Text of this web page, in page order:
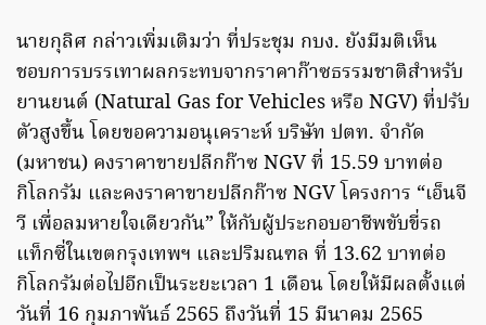
นายกุลิศ กล่าวเพิ่มเติมว่า ที่ประชุม กบง. ยังมีมติเห็น
ชอบการบรรเทาผลกระทบจากราคาก๊าซธรรมชาติสำหรับ
ยานยนต์ (Natural Gas for Vehicles หรือ NGV) ที่ปรับ
ตัวสูงขึ้น โดยขอความอนุเคราะห์ บริษัท ปตท. จำกัด
(มหาชน) คงราคาขายปลีกก๊าซ NGV ที่ 15.59 บาทต่อ
กิโลกรัม และคงราคาขายปลีกก๊าซ NGV โครงการ “เอ็นจี
วี เพื่อลมหายใจเดียวกัน” ให้กับผู้ประกอบอาชีพขับขี่รถ
แท็กซี่ในเขตกรุงเทพฯ และปริมณฑล ที่ 13.62 บาทต่อ
กิโลกรัมต่อไปอีกเป็นระยะเวลา 1 เดือน โดยให้มีผลตั้งแต่
วันที่ 16 กุมภาพันธ์ 2565 ถึงวันที่ 15 มีนาคม 2565